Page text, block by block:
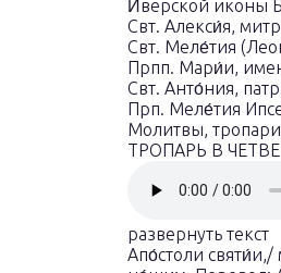
И́верской иконы
Свт. Алекси́я,
Свт. Меле́тия
Прпп. Мари́и,
Свт. Анто́ния,
Прп. Меле́тия
Молитвы,
ТРОПАРЬ В
развернуть текст
Апо́столи